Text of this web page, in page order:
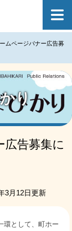
ムページバナー広告募
り
告募集に
3月12日更新
環として、町ホー